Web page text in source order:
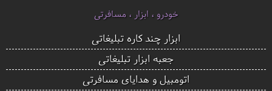
خودرو ، ابزار ، مسافرتی
ابزار چند کاره تبلیغاتی
جعبه ابزار تبلیغاتی
اتومبیل و هدایای مسافرتی